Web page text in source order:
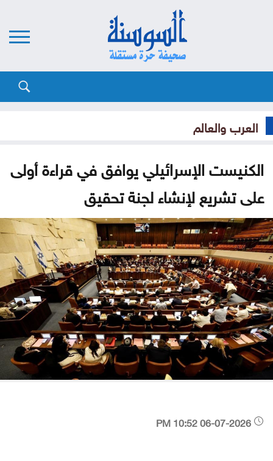
العرب والعالم
الكنيست الإسرائيلي يوافق في قراءة أولى
على تشريع لإنشاء لجنة تحقيق